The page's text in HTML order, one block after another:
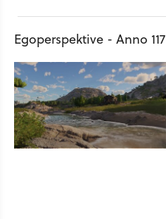
Egoperspektive - Anno 117